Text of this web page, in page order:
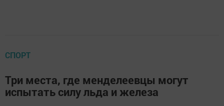
СПОРТ
Три места, где менделеевцы могут
испытать силу льда и железа